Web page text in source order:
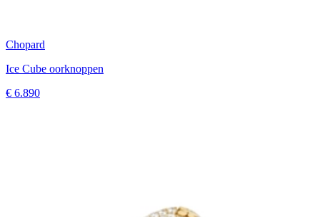
Chopard
Ice Cube oorknoppen
€ 6.890